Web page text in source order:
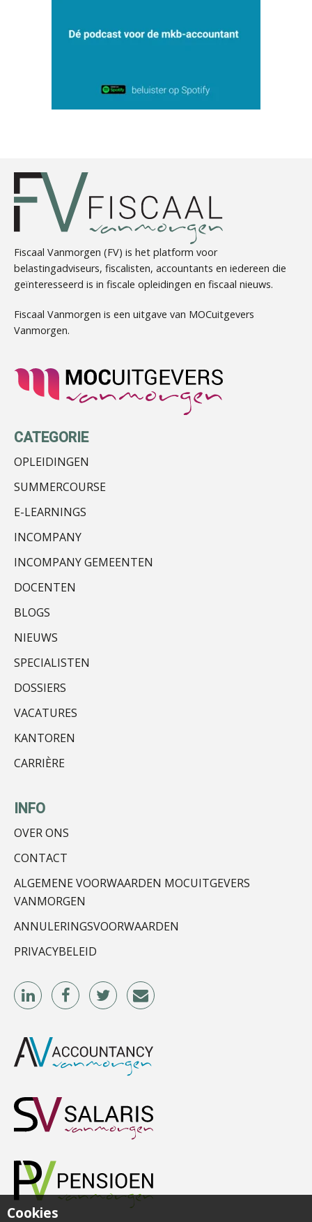
Audrey Brunings
Teunis van den Berg
Léon de Jager
Bob van Leeuwen
Fiscaal Vanmorgen (FV) is het platform voor
belastingadviseurs, fiscalisten, accountants en iedereen die
geïnteresseerd is in fiscale opleidingen en fiscaal nieuws.
Fiscaal Vanmorgen is een uitgave van MOCuitgevers
Vanmorgen.
CATEGORIE
OPLEIDINGEN
SUMMERCOURSE
E-LEARNINGS
INCOMPANY
INCOMPANY GEMEENTEN
DOCENTEN
BLOGS
NIEUWS
SPECIALISTEN
DOSSIERS
VACATURES
KANTOREN
CARRIÈRE
INFO
OVER ONS
CONTACT
ALGEMENE VOORWAARDEN MOCUITGEVERS
VANMORGEN
ANNULERINGSVOORWAARDEN
PRIVACYBELEID
Cookies